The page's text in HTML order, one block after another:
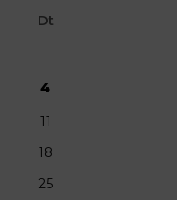
Dt
4
11
18
25